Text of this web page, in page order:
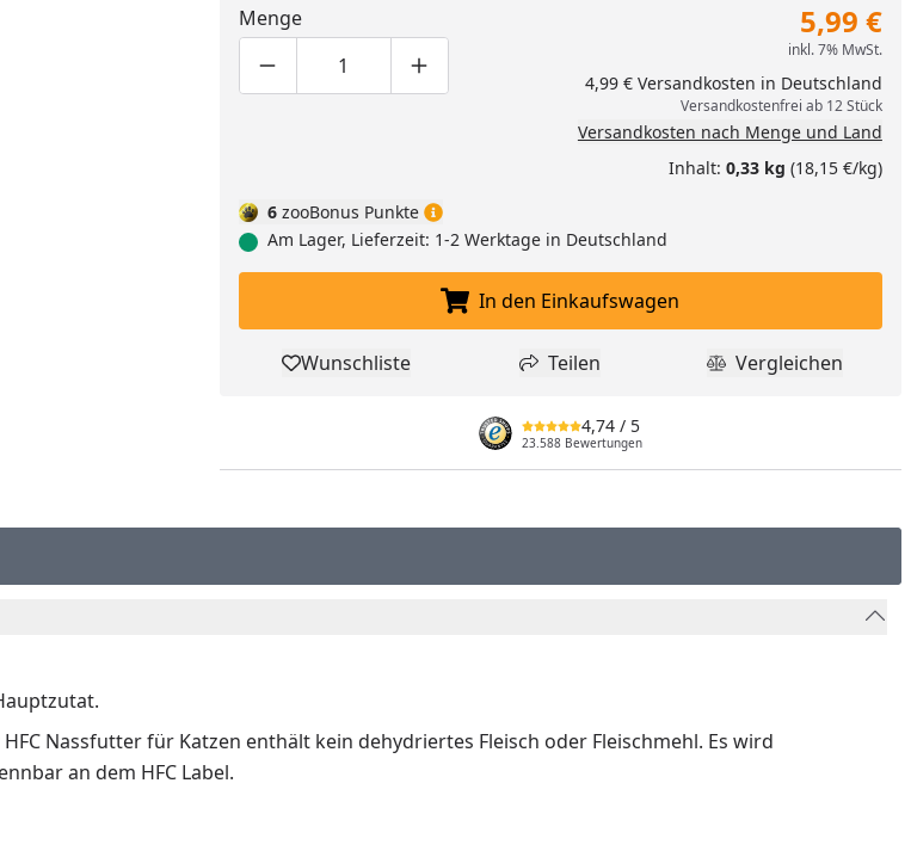
Menge
Produktmenge um eins verringern
Produktmenge manuell eingeben
Produktmenge um eins erhöhen
5,99 €
inkl. 7% MwSt.
4,99 € Versandkosten in Deutschland
Versandkostenfrei ab 12 Stück
Versandkosten nach Menge und Land
Inhalt: 0,33 kg (18,15 €/kg)
6 zooBonus Punkte
Am Lager, Lieferzeit: 1-2 Werktage in Deutschland
In den Einkaufswagen legen
In den Einkaufswagen
Produkt zur Wunschliste hinzufügen
Wunschliste Teilen
Teilen Produkt
Vergleichen
4,74 / 5
23.588 Bewertungen
Nassfutter für Katzen enthält kein dehydriertes Fleisch oder Fleischmehl. Es wird
an dem HFC Label.